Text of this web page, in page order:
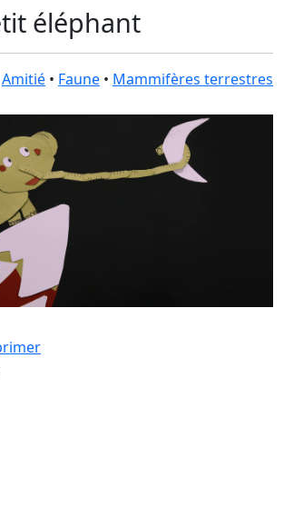
éléphant
Amitié • Faune • Mammifères terrestres